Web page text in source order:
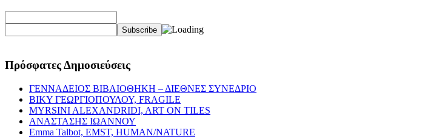
Πρόσφατες Δημοσιεύσεις
ΓΕΝΝΑΔΕΙΟΣ ΒΙΒΛΙΟΘΗΚΗ – ΔΙΕΘΝΕΣ ΣΥΝΕΔΡΙΟ
ΒΙΚΥ ΓΕΩΡΓΙΟΠΟΥΛΟΥ, FRAGILE
MYRSINI ALEXANDRIDI, ART ON TILES
ΑΝΑΣΤΑΣΗΣ ΙΩΑΝΝΟΥ
Emma Talbot, EMST, HUMAN/NATURE